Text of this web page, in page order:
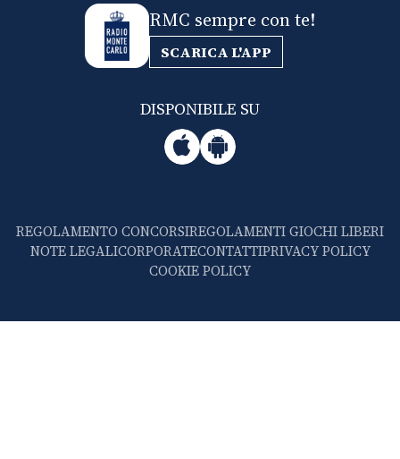
RMC sempre con te!
SCARICA L'APP
DISPONIBILE SU
REGOLAMENTO CONCORSIREGOLAMENTI GIOCHI LIBERI
NOTE LEGALICORPORATECONTATTIPRIVACY POLICY
COOKIE POLICY